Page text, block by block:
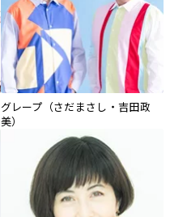
グレープ（さだまさし・吉田政
美）